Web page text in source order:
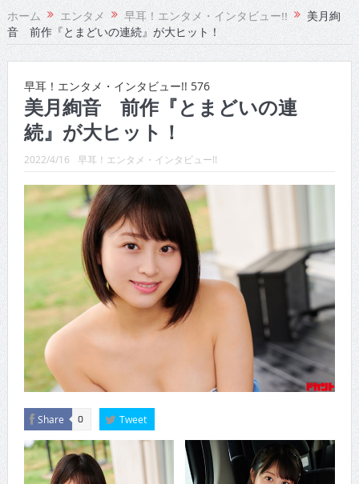
CINEMA×STYLE 292号
CINEMA×STYLE 291号
CINEMA×STYLE 289号
CINEMA×STYLE 288号
CINEMA×STYLE 287号
CINEMA×STYLE 286号
CINEMA×STYLE 285号
CINEMA×STYLE 294号
ホーム エンタメ 早耳！エンタメ・インタビュー!!
美月絢
音 前作『とまどいの連続』が大ヒット！
早耳！エンタメ・インタビュー!! 576
美月絢音 前作『とまどいの連
続』が大ヒット！
2022/4/16 早耳！エンタメ・インタビュー!!
Share 0 Tweet